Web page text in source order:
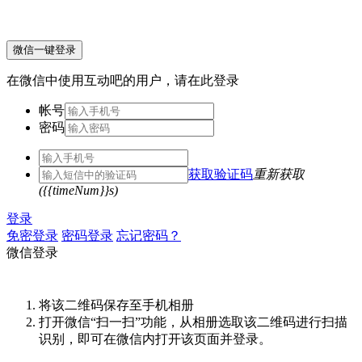
微信一键登录
在微信中使用互动吧的用户，请在此登录
帐号
密码
获取验证码重新获取
({{timeNum}}s)
登录
免密登录 密码登录 忘记密码？
微信登录
将该二维码保存至手机相册
打开微信“扫一扫”功能，从相册选取该二维码进行扫描
识别，即可在微信内打开该页面并登录。